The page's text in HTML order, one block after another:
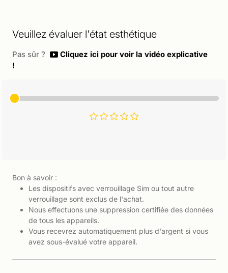
Veuillez évaluer l'état esthétique
Pas sûr ?
Cliquez ici pour voir la vidéo explicative
!
Bon à savoir :
Les dispositifs avec verrouillage Sim ou tout autre
verrouillage sont exclus de l'achat.
Nous effectuons une suppression certifiée des données
de tous les appareils.
Vous recevrez automatiquement plus d'argent si vous
avez sous-évalué votre appareil.